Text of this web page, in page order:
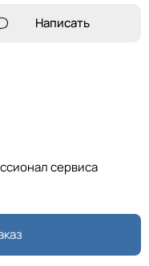
Написать
сервиса